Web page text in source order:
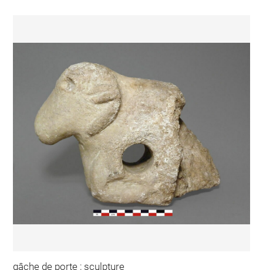
gâche de porte ; sculpture